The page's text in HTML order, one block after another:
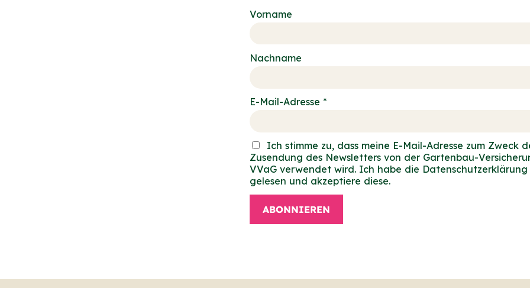
Vorname
Nachname
E-Mail-Adresse *
Ich stimme zu, dass meine E-Mail-Adresse zum Zweck
Zusendung des Newsletters von der Gartenbau-
VVaG verwendet wird. Ich habe die Datenschutzerklärung
gelesen und akzeptiere diese.